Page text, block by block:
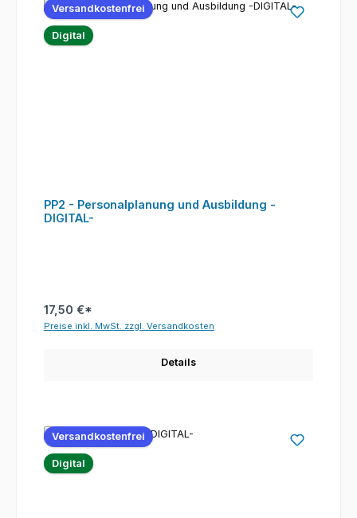
Versandkostenfrei
Digital
PP2 - Personalplanung und Ausbildung -
DIGITAL-
17,50 €*
Preise inkl. MwSt. zzgl. Versandkosten
Details
Versandkostenfrei
Digital